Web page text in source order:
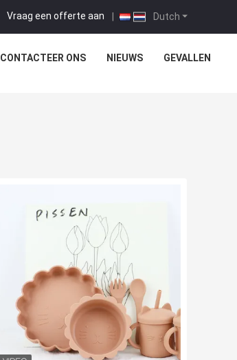
Dutch
Vraag een offerte aan |
CONTACTEER ONS NIEUWS GEVALLEN